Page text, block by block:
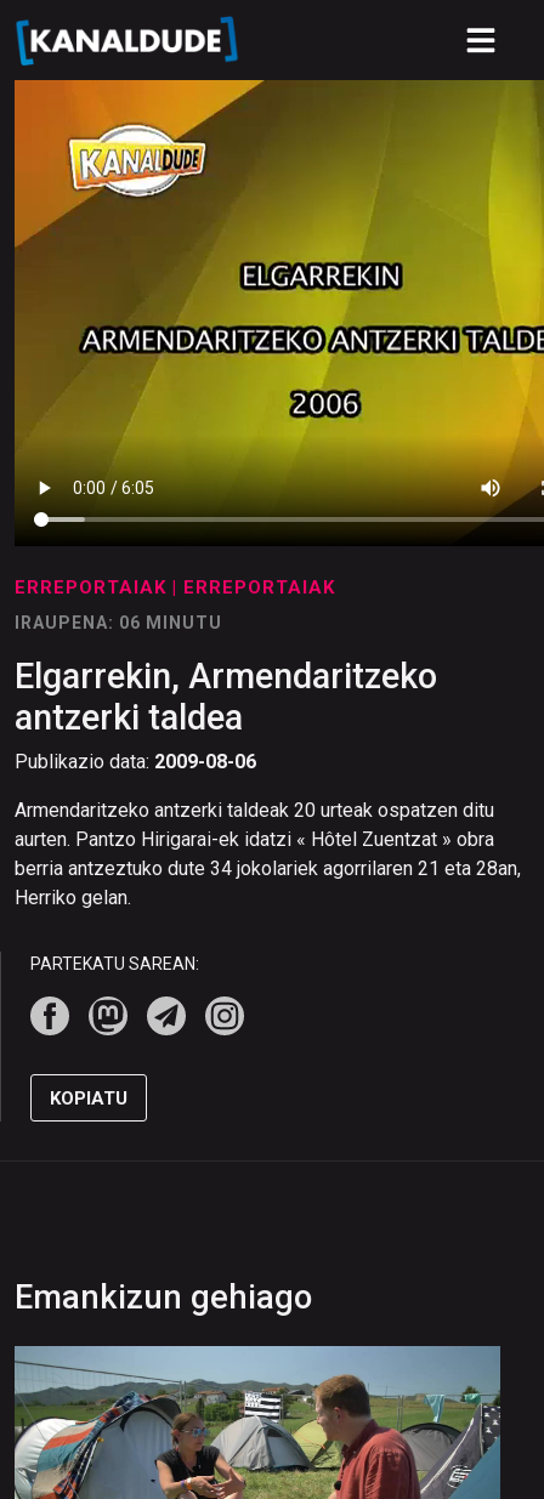
ERREPORTAIAK | ERREPORTAIAK
IRAUPENA: 06 MINUTU
Elgarrekin, Armendaritzeko
antzerki taldea
Publikazio data: 2009-08-06
Armendaritzeko antzerki taldeak 20 urteak ospatzen ditu
aurten. Pantzo Hirigarai-ek idatzi « Hôtel Zuentzat » obra
berria antzeztuko dute 34 jokolariek agorrilaren 21 eta 28an,
Herriko gelan.
PARTEKATU SAREAN:
KOPIATU
Emankizun gehiago